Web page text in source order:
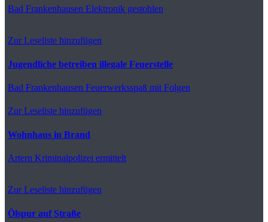
Bad Frankenhausen Elektronik gestohlen
Zur Leseliste hinzufügen
Jugendliche betreiben illegale Feuerstelle
Bad Frankenhausen Feuerwerksspaß mit Folgen
Zur Leseliste hinzufügen
Wohnhaus in Brand
Artern Kriminalpolizei ermittelt
Zur Leseliste hinzufügen
Ölspur auf Straße